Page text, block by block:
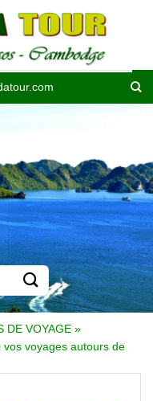
DE VOYAGE »
voyages autours de